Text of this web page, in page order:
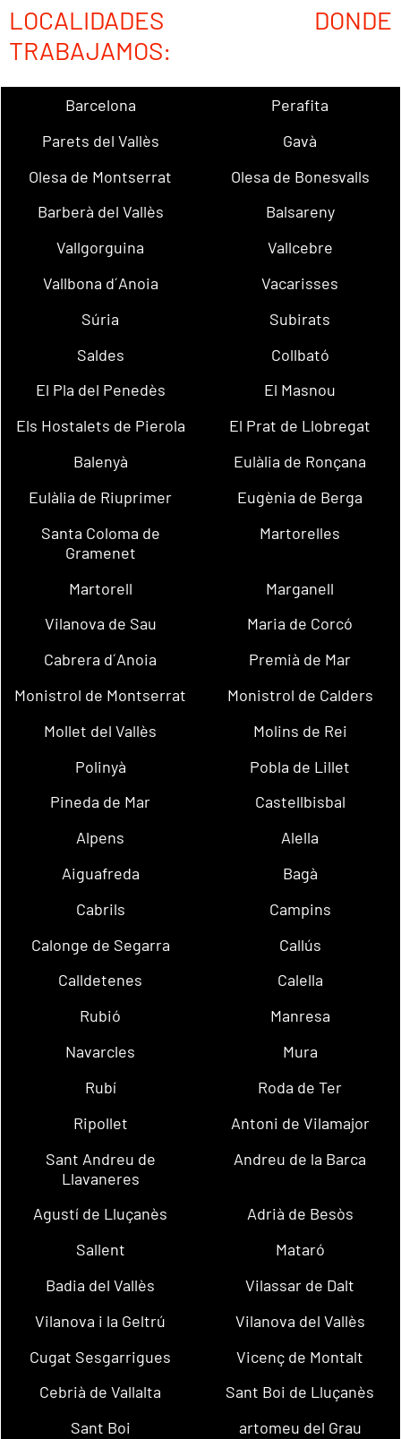
LOCALIDADES DONDE
TRABAJAMOS:
Barcelona
Perafita
Parets del Vallès
Gavà
Olesa de Montserrat
Olesa de Bonesvalls
Barberà del Vallès
Balsareny
Vallgorguina
Vallcebre
Vallbona d´Anoia
Vacarisses
Súria
Subirats
Saldes
Collbató
El Pla del Penedès
El Masnou
Els Hostalets de Pierola
El Prat de Llobregat
Balenyà
Eulàlia de Ronçana
Eulàlia de Riuprimer
Eugènia de Berga
Santa Coloma de
Gramenet
Martorelles
Martorell
Marganell
Vilanova de Sau
Maria de Corcó
Cabrera d´Anoia
Premià de Mar
Monistrol de Montserrat
Monistrol de Calders
Mollet del Vallès
Molins de Rei
Polinyà
Pobla de Lillet
Pineda de Mar
Castellbisbal
Alpens
Alella
Aiguafreda
Bagà
Cabrils
Campins
Calonge de Segarra
Callús
Calldetenes
Calella
Rubió
Manresa
Navarcles
Mura
Rubí
Roda de Ter
Ripollet
Antoni de Vilamajor
Sant Andreu de
Llavaneres
Andreu de la Barca
Agustí de Lluçanès
Adrià de Besòs
Sallent
Mataró
Badia del Vallès
Vilassar de Dalt
Vilanova i la Geltrú
Vilanova del Vallès
Cugat Sesgarrigues
Vicenç de Montalt
Cebrià de Vallalta
Sant Boi de Lluçanès
Sant Boi
artomeu del Grau